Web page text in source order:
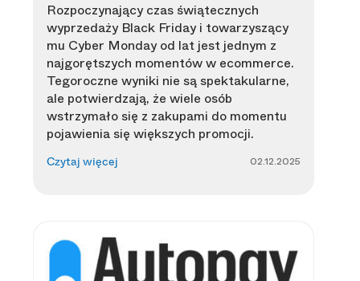
Rozpoczynający czas świątecznych
wyprzedaży Black Friday i towarzyszący
mu Cyber Monday od lat jest jednym z
najgorętszych momentów w ecommerce.
Tegoroczne wyniki nie są spektakularne,
ale potwierdzają, że wiele osób
wstrzymało się z zakupami do momentu
pojawienia się większych promocji.
Czytaj więcej 02.12.2025